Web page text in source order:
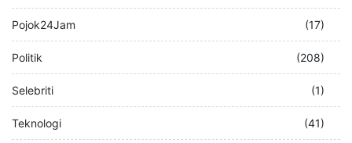
Pojok24Jam (17)
Politik (208)
Selebriti (1)
Teknologi (41)